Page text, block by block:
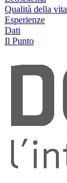
Qualità della vita
Esperienze
Dati
Il Punto